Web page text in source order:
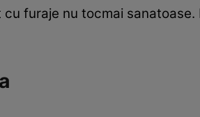
furaje nu tocmai